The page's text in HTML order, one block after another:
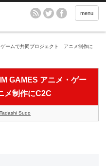
menu
ームで共同プロジェクト アニメ制作に
GAMES アニメ・ゲー
メ制作にC2C
Tadashi Sudo